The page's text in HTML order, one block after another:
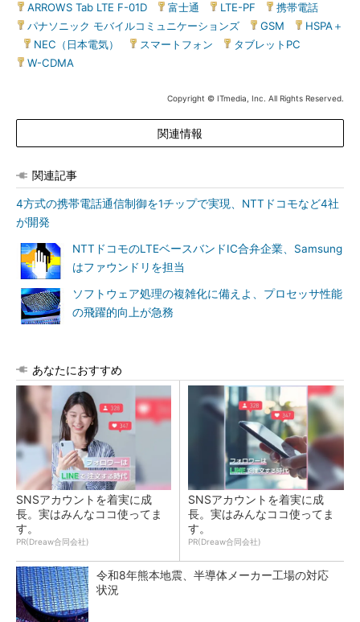
ARROWS Tab LTE F-01D
富士通 LTE-PF 携帯電話
パナソニック モバイルコミュニケーションズ
GSM
HSPA＋
NEC（日本電気） スマートフォン タブレットPC
W-CDMA
Copyright © ITmedia, Inc. All Rights Reserved.
関連情報
関連記事
4方式の携帯電話通信制御を1チップで実現、NTTドコモなど4社
が開発
NTTドコモのLTEベースバンドIC合弁企業、Samsung
はファウンドリを担当
ソフトウェア処理の複雑化に備えよ、プロセッサ性能
の飛躍的向上が急務
あなたにおすすめ
SNSアカウントを着実に成
長。実はみんなココ使ってま
す。
PR(Dreaw合同会社)
SNSアカウントを着実に成
長。実はみんなココ使ってま
す。
PR(Dreaw合同会社)
令和8年熊本地震、半導体メーカー工場の対応
状況